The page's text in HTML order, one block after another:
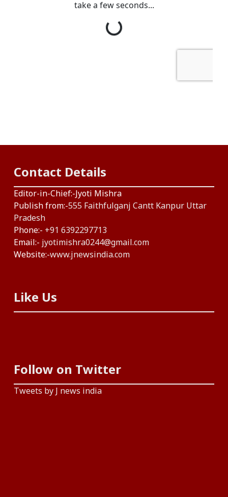
Contact Details
Editor-in-Chief:-Jyoti Mishra
Publish from:-555 Faithfulganj Cantt Kanpur Uttar
Pradesh
Phone:- +91 6392297713
Email:- jyotimishra0244@gmail.com
Website:-www.jnewsindia.com
Like Us
Follow on Twitter
Tweets by J news india